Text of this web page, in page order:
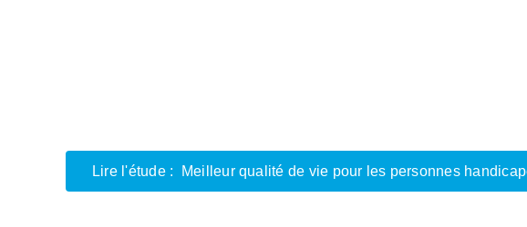
Lire l'étude : Meilleur qualité de vie pour les personnes